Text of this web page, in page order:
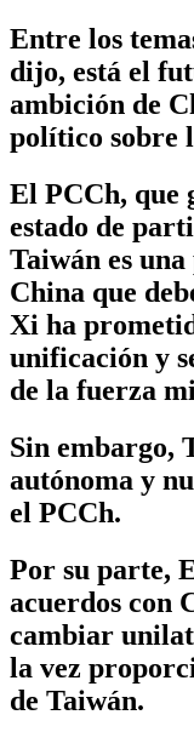
Entre los
dijo, está el
ambición de
político sobre
El PCCh, que
estado de
Taiwán es
China que
Xi ha
unificación y
de la fuerza
Sin embargo,
autónoma y
el PCCh.
Por su parte,
acuerdos con
cambiar
la vez
de Taiwán.